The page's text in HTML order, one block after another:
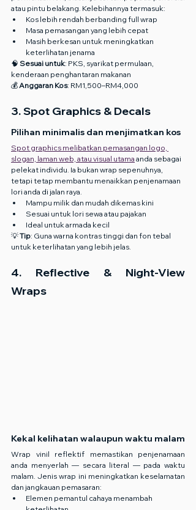
atau pintu belakang. Kelebihannya termasuk:
Kos lebih rendah berbanding full wrap
Masa pemasangan yang lebih cepat
Masih berkesan untuk meningkatkan
keterlihatan jenama
🧠 Sesuai untuk: PKS, syarikat permulaan,
kenderaan penghantaran makanan
💰 Anggaran Kos: RM1,500–RM4,000
3. Spot Graphics & Decals
Pilihan minimalis dan menjimatkan kos
Spot graphics melibatkan pemasangan logo,
slogan, laman web, atau visual utama anda sebagai
pelekat individu. Ia bukan wrap sepenuhnya,
tetapi tetap membantu menaikkan penjenamaan
lori anda di jalan raya.
Mampu milik dan mudah dikemas kini
Sesuai untuk lori sewa atau pajakan
Ideal untuk armada kecil
💡 Tip: Guna warna kontras tinggi dan fon tebal
untuk keterlihatan yang lebih jelas.
4. Reflective & Night-View
Wraps
Kekal kelihatan walaupun waktu malam
Wrap vinil reflektif memastikan penjenamaan
anda menyerlah — secara literal — pada waktu
malam. Jenis wrap ini meningkatkan keselamatan
dan jangkauan pemasaran:
Elemen pemantul cahaya menambah